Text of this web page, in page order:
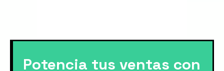
Potencia tus ventas con